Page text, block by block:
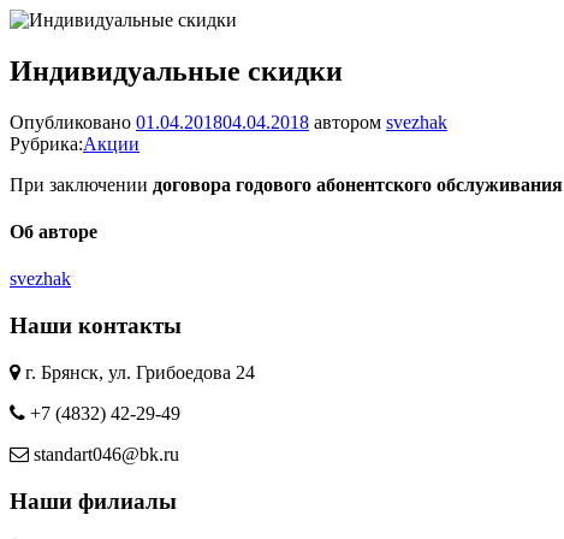
Индивидуальные скидки
Опубликовано 01.04.201804.04.2018 автором svezhak
Рубрика:Акции
При заключении договора годового абонентского обслуживания
Об авторе
svezhak
Наши контакты
г. Брянск, ул. Грибоедова 24
+7 (4832) 42-29-49
standart046@bk.ru
Наши филиалы